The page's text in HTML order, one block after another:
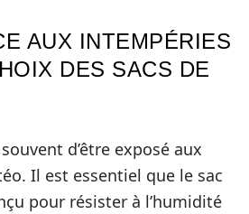
AUX INTEMPÉRIES
DES SACS DE
d’être exposé aux
Il est essentiel que le sac
pour résister à l’humidité